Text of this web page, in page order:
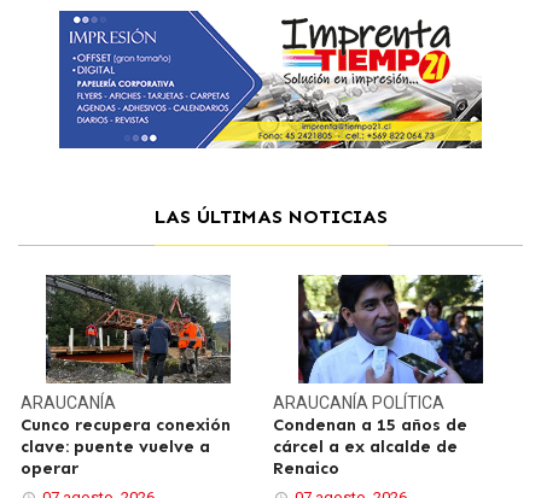
LAS ÚLTIMAS NOTICIAS
ARAUCANÍA
Cunco recupera conexión
clave: puente vuelve a
operar
ARAUCANÍA POLÍTICA
Condenan a 15 años de
cárcel a ex alcalde de
Renaico